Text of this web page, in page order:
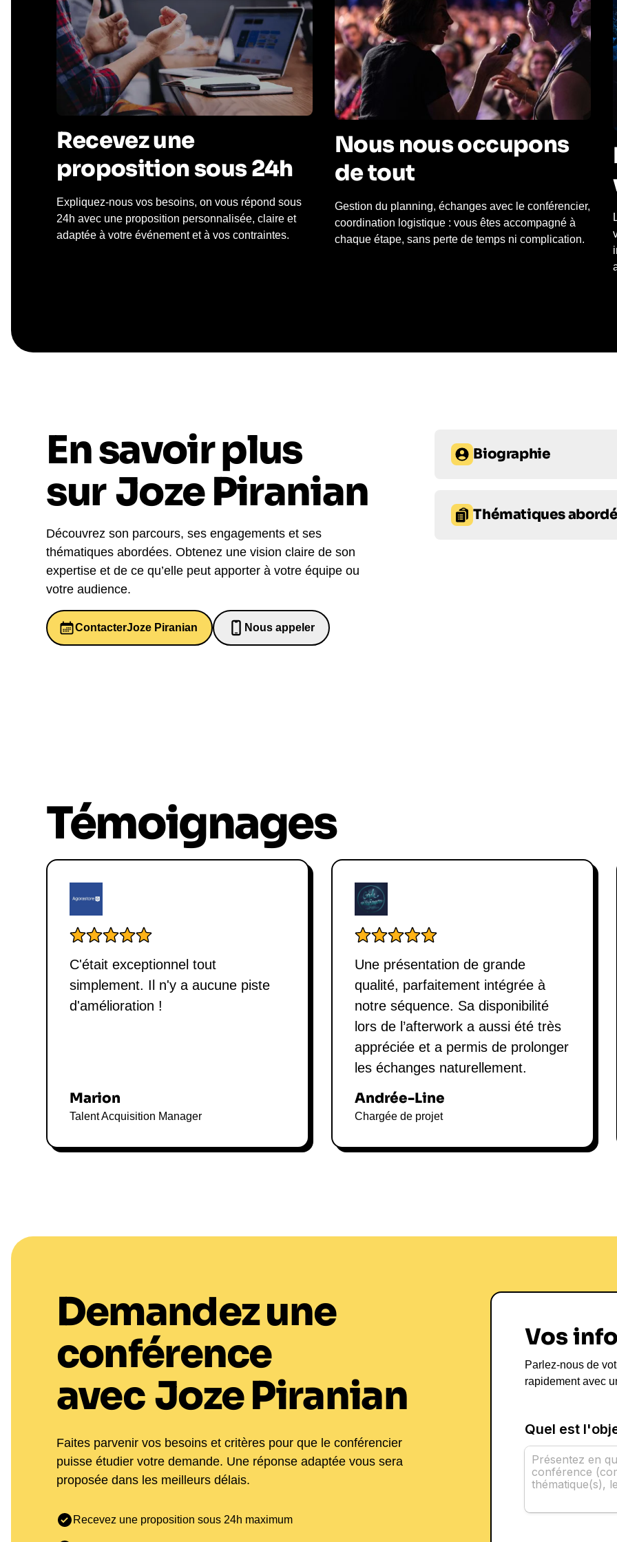
Recevez une
proposition sous 24h
Expliquez-nous vos besoins, on vous répond sous
24h avec une proposition personnalisée, claire et
adaptée à votre événement et à vos contraintes.
Nous nous occupons
de tout
Gestion du planning, échanges avec le conférencier,
coordination logistique : vous êtes accompagné à
chaque étape, sans perte de temps ni complication.
En savoir plus
sur Joze Piranian
Découvrez son parcours, ses engagements et ses
thématiques abordées. Obtenez une vision claire de son
expertise et de ce qu’elle peut apporter à votre équipe ou
votre audience.
ContacterJoze Piranian
Nous appeler
0652698481
Biographie
de longue date qui aide les
surmonter leur “bégaiement
Thématiques
Témoignages
C'était exceptionnel tout
simplement. Il n'y a aucune piste
d'amélioration !
Marion
Talent Acquisition Manager
Une présentation de grande
qualité, parfaitement intégrée à
notre séquence. Sa disponibilité
lors de l’afterwork a aussi été très
appréciée et a permis de prolonger
les échanges naturellement.
Andrée-Line
Chargée de projet
Demandez une
conférence
avec Joze Piranian
Faites parvenir vos besoins et critères pour que le conférencier
puisse étudier votre demande. Une réponse adaptée vous sera
proposée dans les meilleurs délais.
Recevez une proposition sous 24h maximum
Vos
Parlez-nous de
rapidement avec